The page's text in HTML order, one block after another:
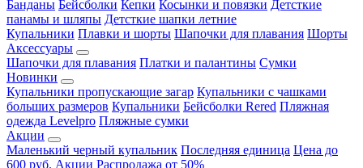
Банданы Бейсболки Кепки Косынки и повязки Детсткие
панамы и шляпы Детсткие шапки летние
Купальники Плавки и шорты Шапочки для плавания Шорты
Аксессуары
Шапочки для плавания Платки и палантины Сумки
Новинки
Купальники пропускающие загар Купальники с чашками
больших размеров Купальники Бейсболки Rered Пляжная
одежда Levelpro Пляжные сумки
Акции
Маленький черный купальник Последняя единица Цена до
600 руб. Акции Распродажа от 50%